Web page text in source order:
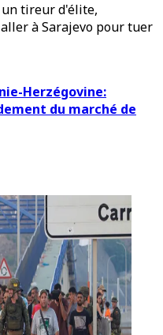
un tireur d'élite,
à Sarajevo pour tuer
Herzégovine:
du marché de